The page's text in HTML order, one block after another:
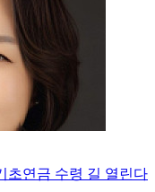
초연금 수령 길 열린다